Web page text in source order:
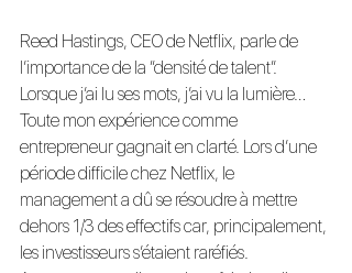
Reed Hastings, CEO de Netflix, parle de
l’importance de la “densité de talent”.
Lorsque j’ai lu ses mots, j’ai vu la lumière…
Toute mon expérience comme
entrepreneur gagnait en clarté. Lors d’une
période difficile chez Netflix, le
management a dû se résoudre à mettre
dehors 1/3 des effectifs car, principalement,
les investisseurs s’étaient raréfiés.